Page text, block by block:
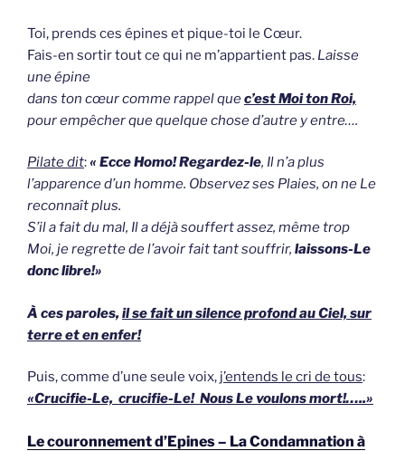
Toi, prends ces épines et pique-toi le Cœur.
Fais-en sortir tout ce qui ne m’appartient pas. Laisse
une épine
dans ton cœur comme rappel quec’est Moi ton Roi,
pour empêcher que quelque chose d’autre y entre….
Pilatedit:« Ecce Homo! Regardez-le, Il n’a plus
l’apparence d’un homme. Observez ses Plaies, on ne Le
reconnaît plus.
S’il a fait du mal, Il a déjà souffert assez, même trop
Moi, je regrette de l’avoir fait tant souffrir, laissons-Le
donc libre!»
À ces paroles,il se fait un silence profond au Ciel, sur
terre et en enfer!
Puis, comme d’une seule voix, j’entends le cri de tous:
«Crucifie-Le, crucifie-Le! Nous Le voulons mort!…..»
Le couronnement d’Epines – La Condamnation à